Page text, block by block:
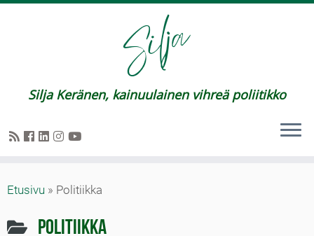
Silja Keränen, kainuulainen vihreä poliitikko
Etusivu » Politiikka
Politiikka